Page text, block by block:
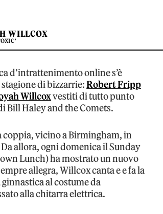
WILLCOX
d’intrattenimento online s’è
di bizzarrie:Robert Fripp
Willcoxvestiti di tutto punto
Bill Haley and the Comets.
coppia, vicino a Birmingham, in
allora, ogni domenica il Sunday
Lunch) ha mostrato un nuovo
allegra, Willcox canta e e fa la
al costume da
alla chitarra elettrica.